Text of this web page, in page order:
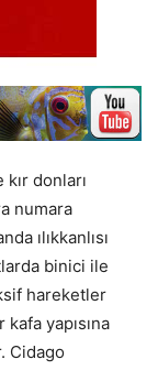
donları
numara
ılıkkanlısı
binici ile
hareketler
yapısına
Cidago